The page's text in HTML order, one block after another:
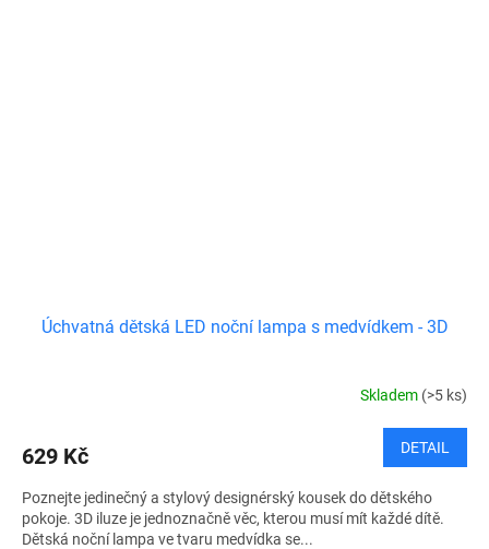
Úchvatná dětská LED noční lampa s medvídkem - 3D
Skladem (>5 ks)
629 Kč DETAIL
Poznejte jedinečný a stylový designérský kousek do dětského
pokoje. 3D iluze je jednoznačně věc, kterou musí mít každé dítě.
Dětská noční lampa ve tvaru medvídka se...